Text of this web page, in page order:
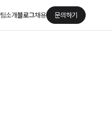
팀소개블로그채용 문의하기